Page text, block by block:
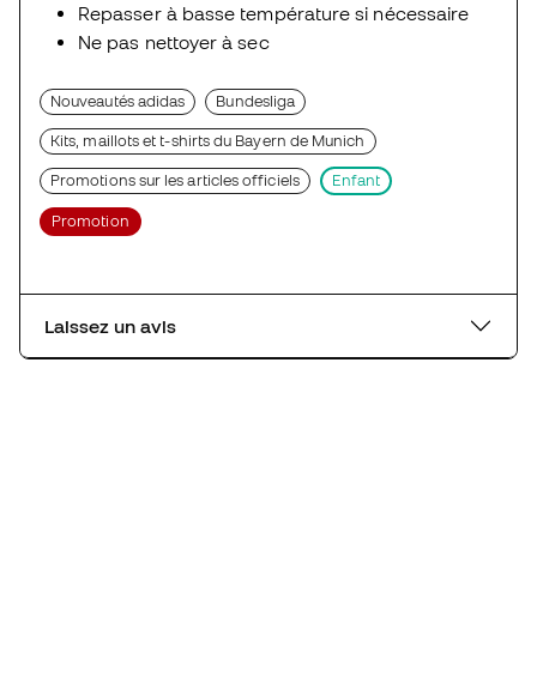
Repasser à basse température si nécessaire
Ne pas nettoyer à sec
Nouveautés adidas Bundesliga
Kits, maillots et t-shirts du Bayern de Munich
Promotions sur les articles officiels Enfant
Promotion
Laissez un avis